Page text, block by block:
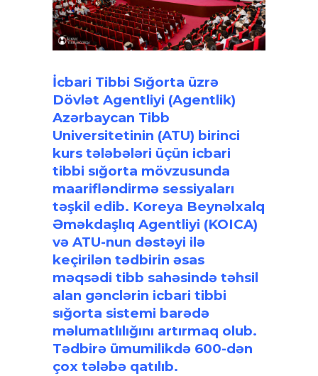
İcbari Tibbi Sığorta üzrə
Dövlət Agentliyi (Agentlik)
Azərbaycan Tibb
Universitetinin (ATU) birinci
kurs tələbələri üçün icbari
tibbi sığorta mövzusunda
maarifləndirmə sessiyaları
təşkil edib. Koreya Beynəlxalq
Əməkdaşlıq Agentliyi (KOICA)
və ATU-nun dəstəyi ilə
keçirilən tədbirin əsas
məqsədi tibb sahəsində təhsil
alan gənclərin icbari tibbi
sığorta sistemi barədə
məlumatlılığını artırmaq olub.
Tədbirə ümumilikdə 600-dən
çox tələbə qatılıb.